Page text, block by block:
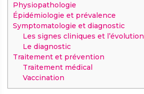
Physiopathologie
Épidémiologie et prévalence
Symptomatologie et diagnostic
Les signes cliniques et l’évolution
Le diagnostic
Traitement et prévention
Traitement médical
Vaccination